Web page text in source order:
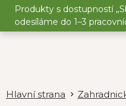
Přejít
obsah
Produkty s dostupností
odesíláme do 1–3